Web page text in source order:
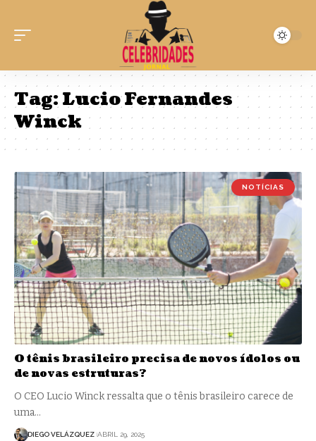
Tag:Lucio Fernandes
Winck
NOTÍCIAS
O tênis brasileiro precisa de novos ídolos ou
de novas estruturas?
O CEO Lucio Winck ressalta que o tênis brasileiro carece de
uma…
DIEGO VELÁZQUEZ ABRIL 29, 2025